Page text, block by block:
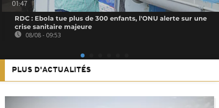
01:47
RDC : Ebola tue plus de 300 enfants, l'ONU alerte sur une
crise sanitaire majeure
08/08 - 09:53
PLUS D'ACTUALITÉS